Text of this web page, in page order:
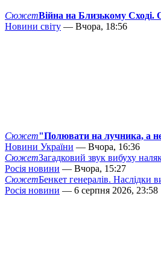
СюжетВійна на Близькому Сході.
Новини світу — Вчора, 18:56
Сюжет"Полювати на лучника, а не
Новини України — Вчора, 16:36
СюжетЗагадковий звук вибуху
Росія новини — Вчора, 15:27
СюжетБенкет генералів. Наслідки
Росія новини — 6 серпня 2026, 23:58